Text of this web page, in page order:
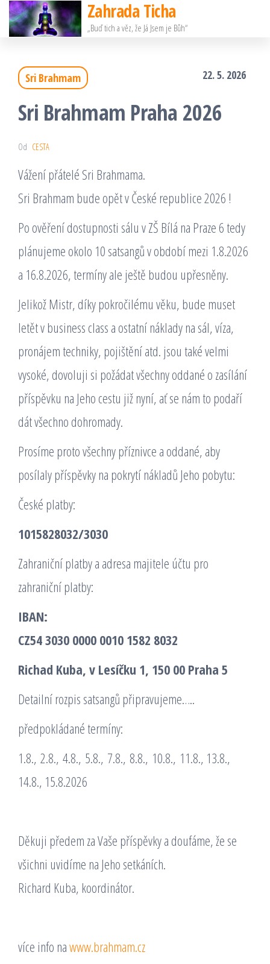
Přeskočit
na
Zahrada Ticha
„Buď tich a věz, že Já Jsem je Bůh“
Sri Brahmam 22. 5. 2026
Sri Brahmam Praha 2026
Od CESTA
Vážení přátelé Sri Brahmama.
Sri Brahmam bude opět v České republice 2026 !
Po ověření dostupnosti sálu v ZŠ Bílá na Praze 6 tedy
plánujeme okolo 10 satsangů v období mezi 1.8.2026
a 16.8.2026, termíny ale ještě budou upřesněny.
Jelikož Mistr, díky pokročilému věku, bude muset
letět v business class a ostatní náklady na sál, víza,
pronájem techniky, pojištění atd. jsou také velmi
vysoké, dovoluji si požádat všechny oddané o zasílání
příspěvku na Jeho cestu již nyní, ať se nám to podaří
dát všechno dohromady.
Prosíme proto všechny příznivce a oddané, aby
posílaly příspěvky na pokrytí nákladů Jeho pobytu:
České platby:
1015828032/3030
Zahraniční platby a adresa majitele účtu pro
zahraniční platby:
IBAN:
CZ54 3030 0000 0010 1582 8032
Richad Kuba, v Lesíčku 1, 150 00 Praha 5
Detailní rozpis satsangů připravujeme…..
předpokládané termíny:
1.8., 2.8., 4.8., 5.8., 7.8., 8.8., 10.8., 11.8., 13.8.,
14.8., 15.8.2026
Děkuji předem za Vaše příspěvky a doufáme, že se
všichni uvidíme na Jeho setkáních.
Richard Kuba, koordinátor.
více info nawww.brahmam.cz